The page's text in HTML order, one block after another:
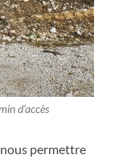
d’accès
permettre